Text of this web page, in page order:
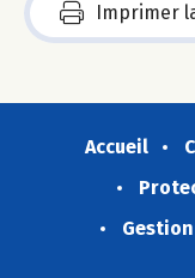
Imprimer
Accueil